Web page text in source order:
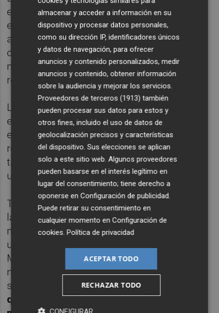
eficacia frente a plagas de interés agrícola y
es muy tolerante a condiciones ambientales
adversas al haber sido aislada en
condiciones extremas. Asimismo, por su
modo de acción es muy difícil que genere
resistencias en poblaciones de insectos.
La firma Symborg formalizó en marzo de
este año la compra de Glen Biotech. Con
esta operación, la firma internacional
reforzaba su portfolio y su apuesta por el
talento, así como su transformación hacia
un modelo agrícola más sostenible.
Tras la compra, y según confirmaron desde
la nueva administradora, Glen Biotech
mantendrá su identidad y continuará
ubicada en el Parque Científico de Alicante.
Mientras, respecto a la estrategia de
negocio, uno de los principales objetivos
será
el desarrollo de nuevas formulaciones
que abarquen más tipologías de plagas, en
almacenar y acceder a información en su
dispositivo y procesar datos personales,
como su dirección IP, identificadores únicos
y datos de navegación, para ofrecer
anuncios y contenido personalizados, medir
anuncios y contenido, obtener información
sobre la audiencia y mejorar los servicios.
Proveedores de terceros (1913) también
pueden procesar sus datos para estos y
otros fines, incluido el uso de datos de
geolocalización precisos y características
del dispositivo. Sus elecciones se aplican
solo a este sitio web. Algunos proveedores
pueden basarse en el interés legítimo en
lugar del consentimiento; tiene derecho a
oponerse enConfiguración de publicidad
Puede retirar su consentimiento en
cualquier momento enConfiguración de
cookies .Política de privacidad
ACEPTAR TODO
RECHAZAR TODO